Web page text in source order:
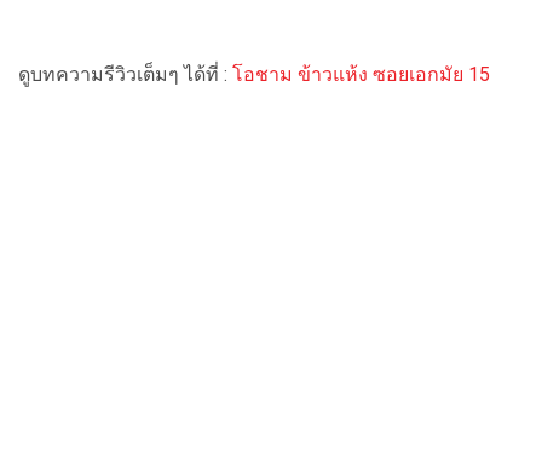
ดูบทความรีวิวเต็มๆ ได้ที่ : โอชาม ข้าวแห้ง ซอยเอกมัย 15